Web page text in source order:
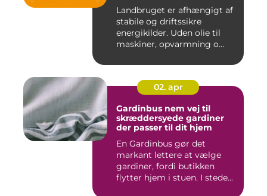
Landbruget er afhængigt af
stabile og driftssikre
energikilder. Uden olie til
maskiner, opvarmning o...
02. apr
Gardinbus nem vej til
skræddersyede gardiner
der passer til dit hjem
En Gardinbus gør det
markant lettere at vælge
gardiner, fordi butikken
flytter hjem i stuen. I stede...